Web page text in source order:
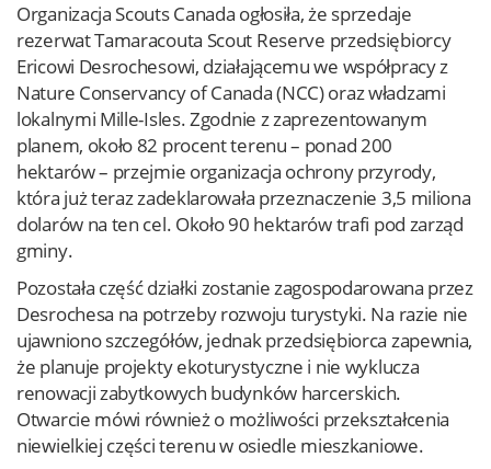
Organizacja Scouts Canada ogłosiła, że sprzedaje
rezerwat Tamaracouta Scout Reserve przedsiębiorcy
Ericowi Desrochesowi, działającemu we współpracy z
Nature Conservancy of Canada (NCC) oraz władzami
lokalnymi Mille-Isles. Zgodnie z zaprezentowanym
planem, około 82 procent terenu – ponad 200
hektarów – przejmie organizacja ochrony przyrody,
która już teraz zadeklarowała przeznaczenie 3,5 miliona
dolarów na ten cel. Około 90 hektarów trafi pod zarząd
gminy.
Pozostała część działki zostanie zagospodarowana przez
Desrochesa na potrzeby rozwoju turystyki. Na razie nie
ujawniono szczegółów, jednak przedsiębiorca zapewnia,
że planuje projekty ekoturystyczne i nie wyklucza
renowacji zabytkowych budynków harcerskich.
Otwarcie mówi również o możliwości przekształcenia
niewielkiej części terenu w osiedle mieszkaniowe.